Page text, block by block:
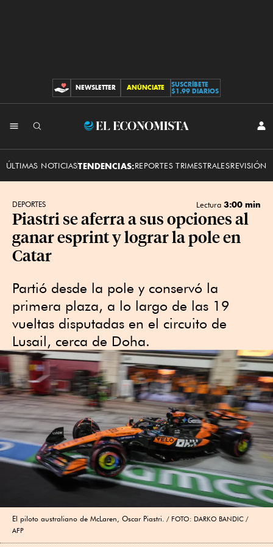
CONTRIBUCIONES
NEWSLETTER ANÚNCIATE
SUSCRÍBETE
$1.99 DIARIOS
El
ÚLTIMAS NOTICIASTENDENCIAS:REPORTES TRIMESTRALESREVISIÓN
DEPORTES Lectura 3:00 min
Piastri se aferra a sus opciones al
ganar esprint y lograr la pole en
Catar
Partió desde la pole y conservó la
primera plaza, a lo largo de las 19
vueltas disputadas en el circuito de
Lusail, cerca de Doha.
El piloto australiano de McLaren, Oscar Piastri.
FOTO: DARKO BANDIC /
AFP